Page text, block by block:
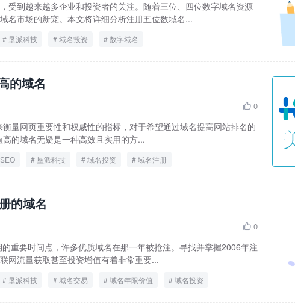
受到越来越多企业和投资者的关注。随着三位、四位数字域名资源
名市场的新宠。本文将详细分析注册五位数域名...
垦派科技 域名投资 数字域名
的域名
 0
量网页重要性和权威性的指标，对于希望通过域名提高网站排名的
的域名无疑是一种高效且实用的方...
SEO 垦派科技 域名投资 域名注册
的域名
 0
重要时间点，许多优质域名在那一年被抢注。寻找并掌握2006年注
网流量获取甚至投资增值有着非常重要...
垦派科技 域名交易 域名年限价值
域名投资